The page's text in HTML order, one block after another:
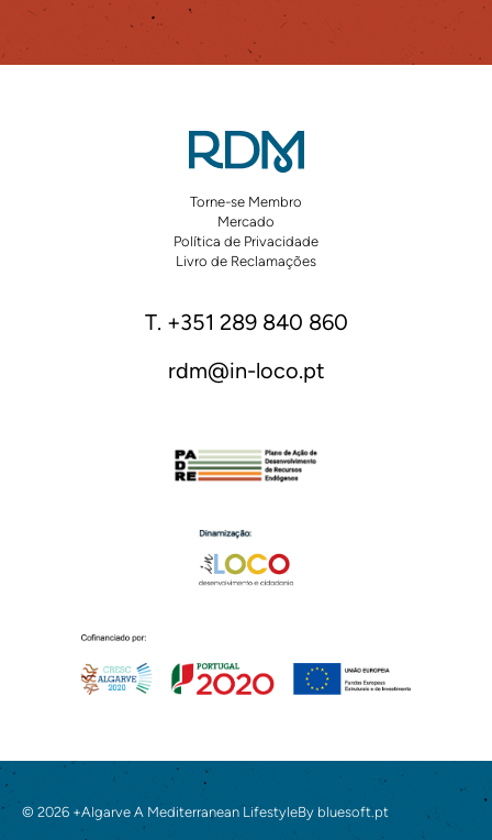
Torne-se Membro
Mercado
Política de Privacidade
Livro de Reclamações
T. +351 289 840 860
rdm@in-loco.pt
© 2026 +Algarve A Mediterranean LifestyleBy bluesoft.pt